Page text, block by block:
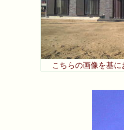
こちらの画像を基